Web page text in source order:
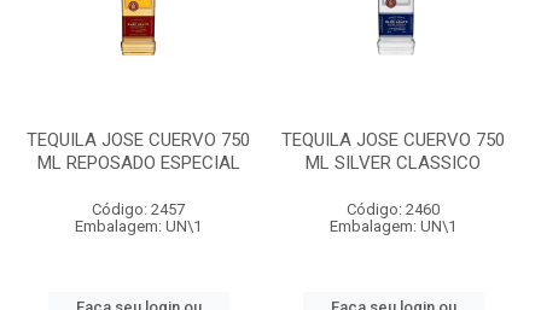
TEQUILA JOSE CUERVO 750
ML REPOSADO ESPECIAL
Código: 2457
Embalagem: UN\1
TEQUILA JOSE CUERVO 750
ML SILVER CLASSICO
Código: 2460
Embalagem: UN\1